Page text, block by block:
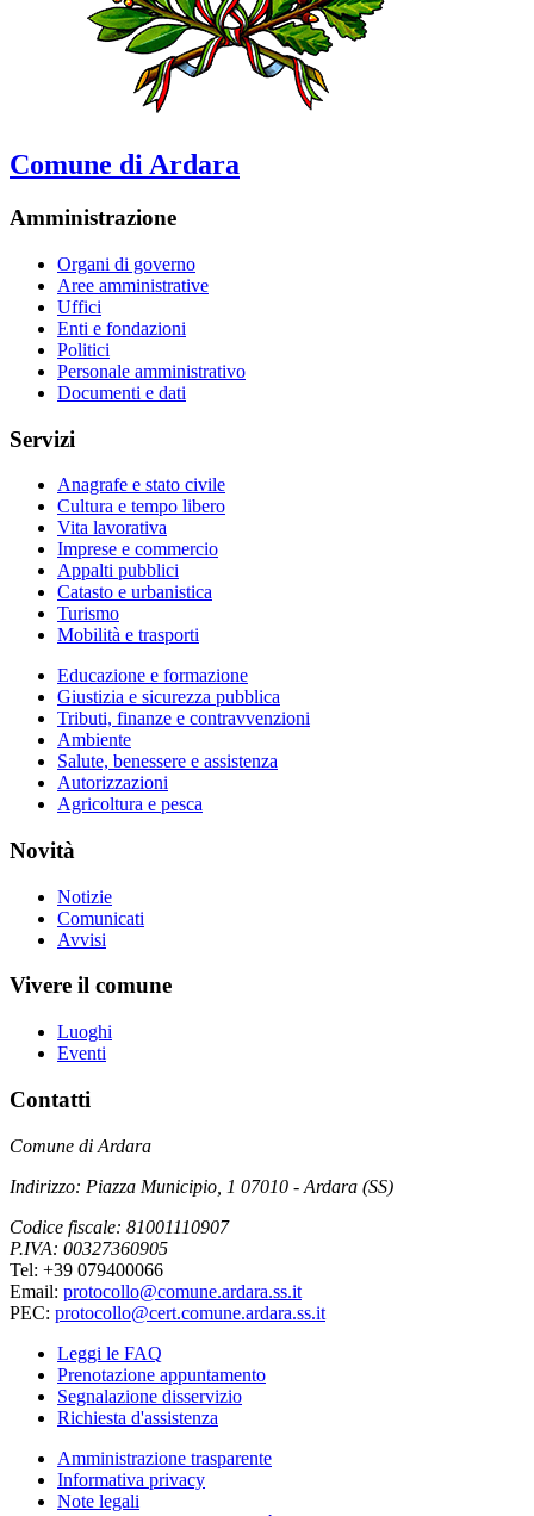
Comune di Ardara
Amministrazione
Organi di governo
Aree amministrative
Uffici
Enti e fondazioni
Politici
Personale amministrativo
Documenti e dati
Servizi
Anagrafe e stato civile
Cultura e tempo libero
Vita lavorativa
Imprese e commercio
Appalti pubblici
Catasto e urbanistica
Turismo
Mobilità e trasporti
Educazione e formazione
Giustizia e sicurezza pubblica
Tributi, finanze e contravvenzioni
Ambiente
Salute, benessere e assistenza
Autorizzazioni
Agricoltura e pesca
Novità
Notizie
Comunicati
Avvisi
Vivere il comune
Luoghi
Eventi
Contatti
Comune di Ardara
Indirizzo: Piazza Municipio, 1 07010 - Ardara (SS)
Codice fiscale: 81001110907
P.IVA: 00327360905
Tel: +39 079400066
Email: protocollo@comune.ardara.ss.it
PEC: protocollo@cert.comune.ardara.ss.it
Leggi le FAQ
Prenotazione appuntamento
Segnalazione disservizio
Richiesta d'assistenza
Amministrazione trasparente
Informativa privacy
Note legali